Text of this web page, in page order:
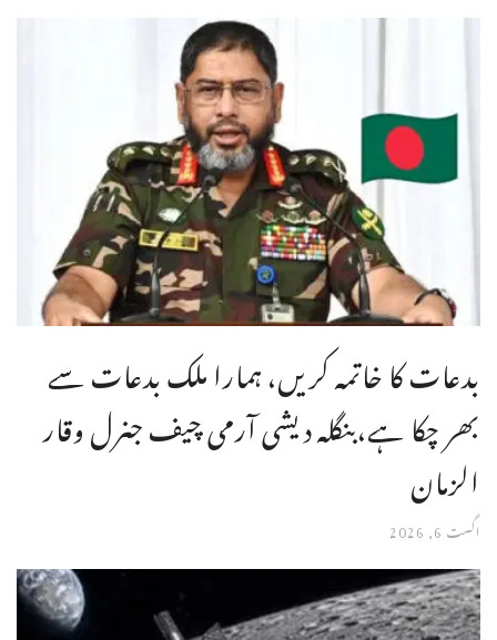
بدعات کا خاتمہ کریں، ہمارا ملک بدعات سے
بھر چکا ہے،بنگله دیشی آرمی چیف جنرل وقار
الزمان
اگست 6, 2026